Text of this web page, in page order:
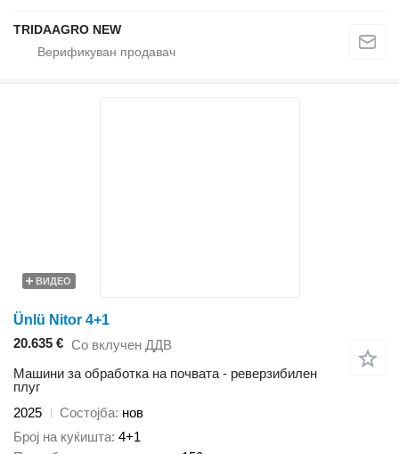
TRIDAAGRO NEW
ВИДЕО
Ünlü Nitor 4+1
20.635 € Со вклучен ДДВ
Машини за обработка на почвата - реверзибилен
плуг
2025
Состојба нов
Број на куќишта 4+1